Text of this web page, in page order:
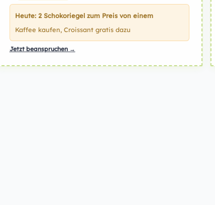
Heute: 2 Schokoriegel zum Preis von einem
Kaffee kaufen, Croissant gratis dazu
Jetzt beanspruchen →